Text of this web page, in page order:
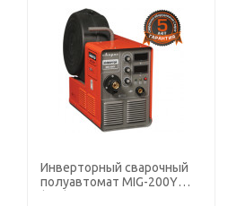
Инверторный сварочный
полуавтомат MIG-200Y